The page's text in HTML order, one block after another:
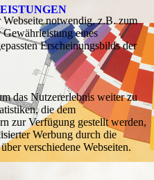
notwendig, z.B. zum
eines
Erscheinungsbilds der
das Nutzererlebnis weiter zu
die dem
zur Verfügung gestellt werden,
Werbung durch die
verschiedene Webseiten.